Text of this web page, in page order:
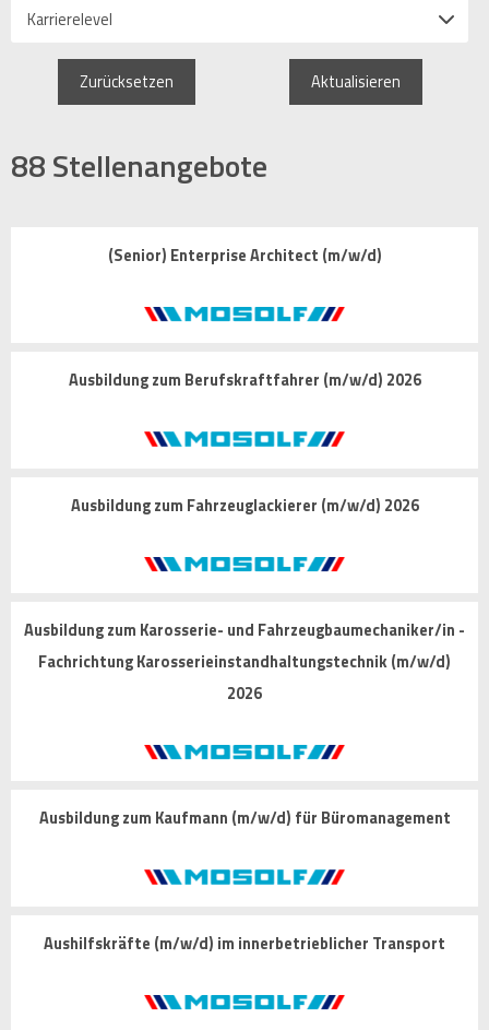
Karrierelevel
Zurücksetzen Aktualisieren
88Stellenangebote
(Senior) Enterprise Architect (m/w/d)
Ausbildung zum Berufskraftfahrer (m/w/d) 2026
Ausbildung zum Fahrzeuglackierer (m/w/d) 2026
Ausbildung zum Karosserie- und Fahrzeugbaumechaniker/in -
Fachrichtung Karosserieinstandhaltungstechnik (m/w/d)
2026
Ausbildung zum Kaufmann (m/w/d) für Büromanagement
Aushilfskräfte (m/w/d) im innerbetrieblicher Transport